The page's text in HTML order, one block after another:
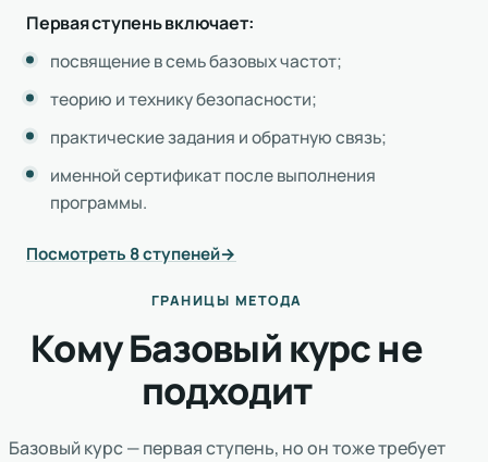
Первая ступень включает:
посвящение в семь базовых частот;
теорию и технику безопасности;
практические задания и обратную связь;
именной сертификат после выполнения
программы.
Посмотреть 8 ступеней
ГРАНИЦЫ МЕТОДА
Кому Базовый курс не
подходит
Базовый курс — первая ступень, но он тоже требует